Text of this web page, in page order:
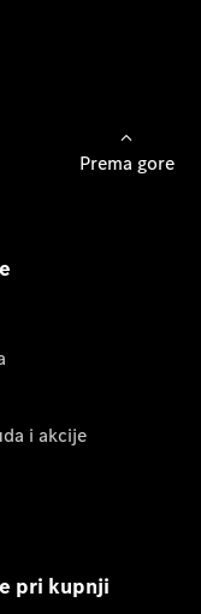
Prema gore
i akcije
pri kupnji